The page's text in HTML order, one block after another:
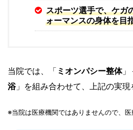
スポーツ選手で、ケガ
ォーマンスの身体を目
当院では、「 ミオンパシー整体」
浴 」を組み合わせて、上記の実現
※当院は医療機関ではありませんので、医